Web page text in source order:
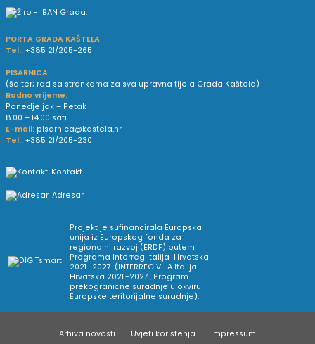
PORTA GRADA KAŠTELA
Tel.: +385 21/205-265
PISARNICA
(šalter; rad sa strankama za sva upravna tijela Grada Kaštela)
Radno vrijeme:
Ponedjeljak – Petak
8.00 – 14.00 sati
E-mail: pisarnica@kastela.hr
Tel.: +385 21/205-230
Kontakt
Adresar
Projekt je sufinancirala Europska
unija iz Europskog fonda za
regionalni razvoj (ERDF) putem
Programa Interreg Italija-Hrvatska
2021.-2027. (INTERREG VI-A Italija –
Hrvatska 2021.-2027., Program
prekogranične suradnje u okviru
Europske teritorijalne suradnje).
Arhiva novosti Uvjeti korištenja Impressum